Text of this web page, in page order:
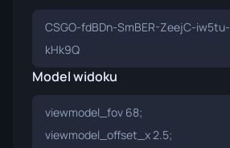
CSGO-fdBDn-SmBER-ZeejC-iw5tu-
kHk9Q
Model widoku
viewmodel_fov 68;
viewmodel_offset_x 2.5;